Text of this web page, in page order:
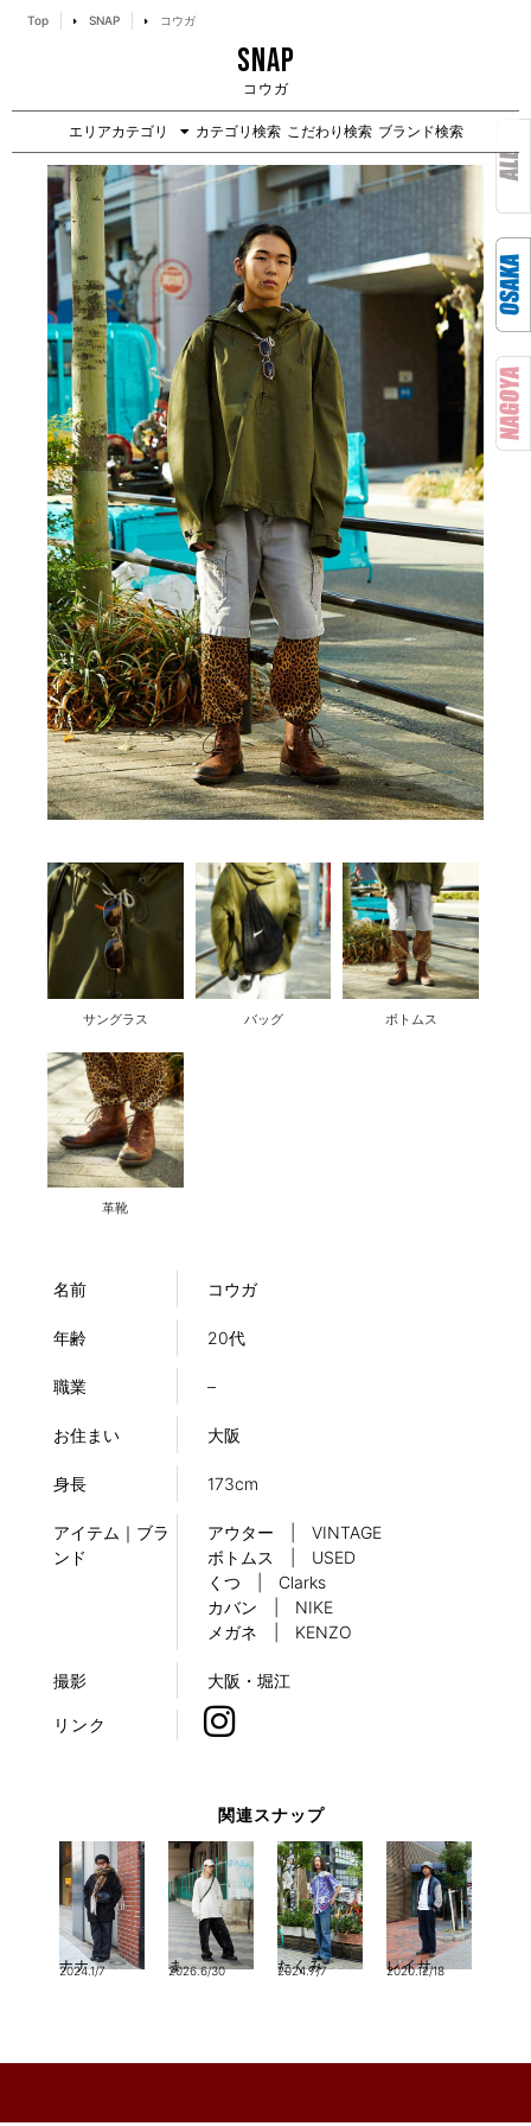
Top SNAP コウガ
SNAP
コウガ
エリアカテゴリ カテゴリ検索 こだわり検索 ブランド検索
サングラス バッグ ボトムス
革靴
名前 コウガ
年齢 20代
職業 –
お住まい 大阪
身長 173cm
アイテム｜ブラ
ンド
アウター | VINTAGE
ボトムス | USED
くつ | Clarks
カバン | NIKE
メガネ | KENZO
撮影 大阪・堀江
リンク
関連スナップ
ナナ
2024.1/7 ま
2026.6/30 たくみ
2024.7/7 レイサ
2020.12/18